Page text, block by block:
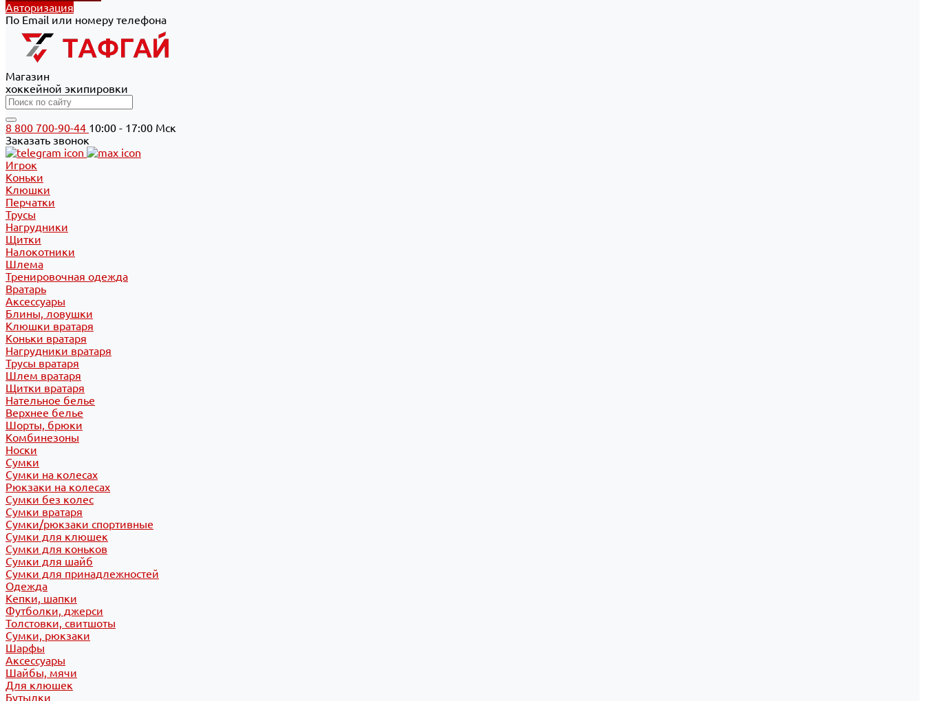
Авторизация
По Email или номеру телефона
Магазин
хоккейной экипировки
8 800 700-90-44 10:00 - 17:00 Мск
Заказать звонок
Игрок
Коньки
Клюшки
Перчатки
Трусы
Нагрудники
Щитки
Налокотники
Шлема
Тренировочная одежда
Вратарь
Аксессуары
Блины, ловушки
Клюшки вратаря
Коньки вратаря
Нагрудники вратаря
Трусы вратаря
Шлем вратаря
Щитки вратаря
Нательное белье
Верхнее белье
Шорты, брюки
Комбинезоны
Носки
Сумки
Сумки на колесах
Рюкзаки на колесах
Сумки без колес
Сумки вратаря
Сумки/рюкзаки спортивные
Сумки для клюшек
Сумки для коньков
Сумки для шайб
Сумки для принадлежностей
Одежда
Кепки, шапки
Футболки, джерси
Толстовки, свитшоты
Сумки, рюкзаки
Шарфы
Аксессуары
Шайбы, мячи
Для клюшек
Бутылки